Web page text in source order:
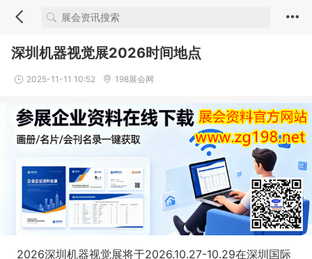
深圳机器视觉展2026时间地点
2025-11-11 10:52 198展会网
2026深圳机器视觉展将于2026.10.27-10.29在深圳国际